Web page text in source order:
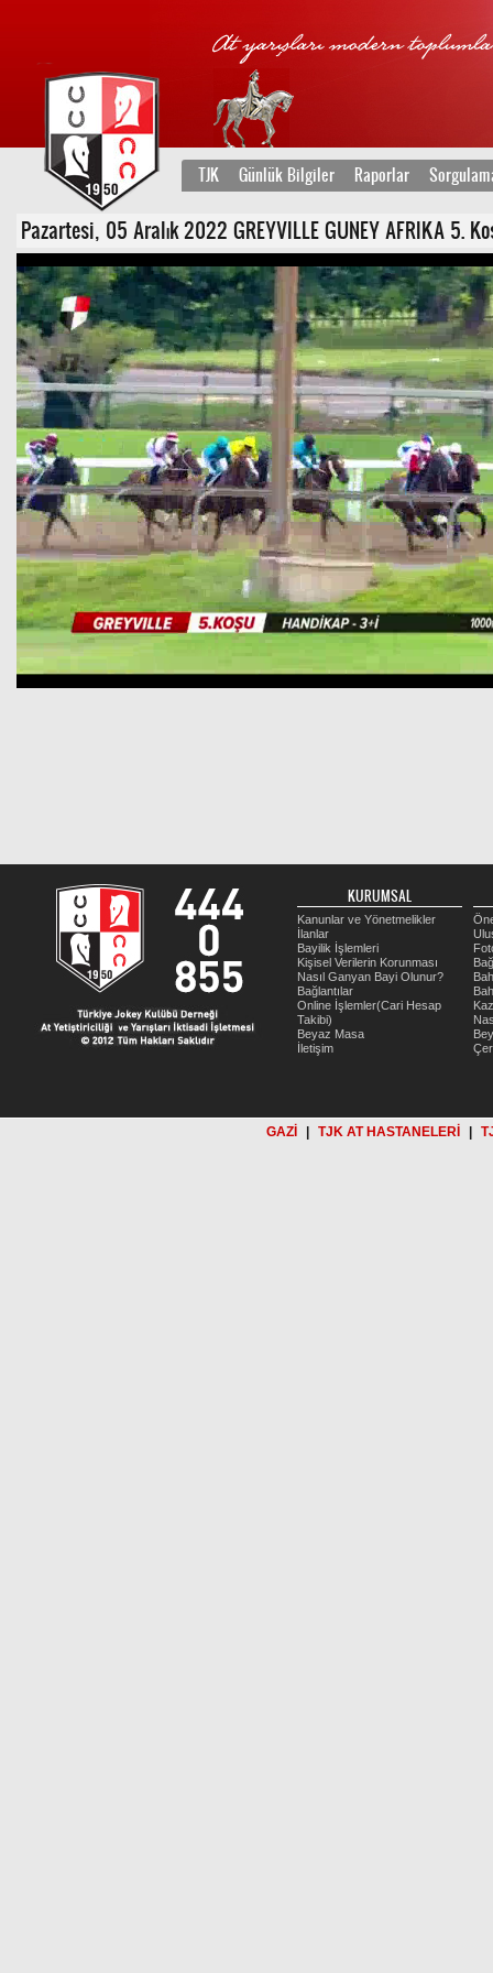
TJK Günlük Bilgiler Raporlar
Pazartesi, 05 Aralık 2022 GREYVILLE GUNEY AFRIKA 5.
KURUMSAL
Kanunlar ve Yönetmelikler
İlanlar
Bayilik İşlemleri
Kişisel Verilerin Korunması
Nasıl Ganyan Bayi Olunur?
Bağlantılar
Online İşlemler(Cari Hesap
Takibi)
Beyaz Masa
İletişim
GAZİ TJK AT HASTANELERİ